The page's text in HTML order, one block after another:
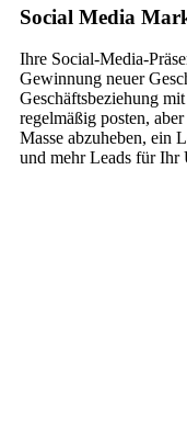
Social Media
Ihre Social-Media-
Gewinnung neuer
Geschäftsbeziehung
regelmäßig posten,
Masse abzuheben, ein
und mehr Leads für Ihr